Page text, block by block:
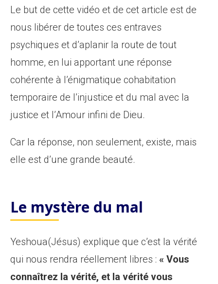
Le but de cette vidéo et de cet article est de
nous libérer de toutes ces entraves
psychiques et d’aplanir la route de tout
homme, en lui apportant une réponse
cohérente à l’énigmatique cohabitation
temporaire de l’injustice et du mal avec la
justice et l’Amour infini de Dieu.
Car la réponse, non seulement, existe, mais
elle est d’une grande beauté.
Le mystère du mal
Yeshoua(Jésus) explique que c’est la vérité
qui nous rendra réellement libres :«Vous
connaîtrez la vérité, et la vérité vous